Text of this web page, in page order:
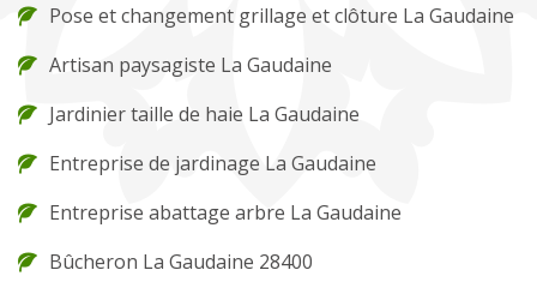
Pose et changement grillage et clôture La Gaudaine
Artisan paysagiste La Gaudaine
Jardinier taille de haie La Gaudaine
Entreprise de jardinage La Gaudaine
Entreprise abattage arbre La Gaudaine
Bûcheron La Gaudaine 28400